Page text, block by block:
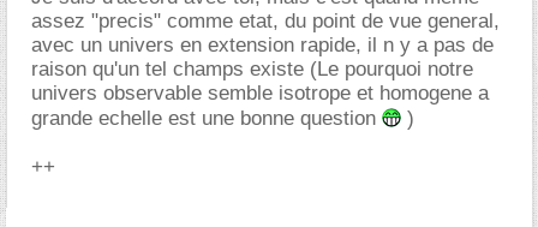
assez "precis" comme etat, du point de vue general,
avec un univers en extension rapide, il n y a pas de
raison qu'un tel champs existe (Le pourquoi notre
univers observable semble isotrope et homogene a
grande echelle est une bonne question
)
++